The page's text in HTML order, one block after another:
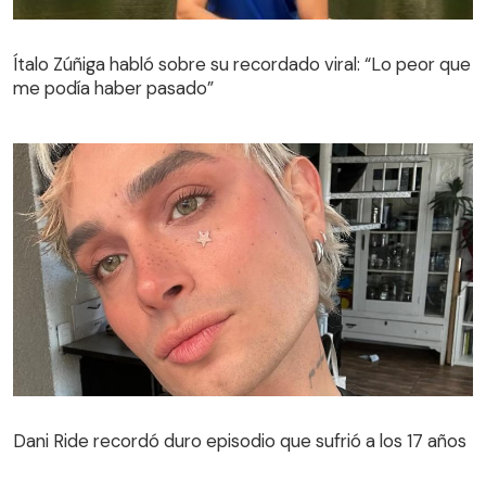
Ítalo Zúñiga habló sobre su recordado viral: “Lo peor que
me podía haber pasado”
Dani Ride recordó duro episodio que sufrió a los 17 años